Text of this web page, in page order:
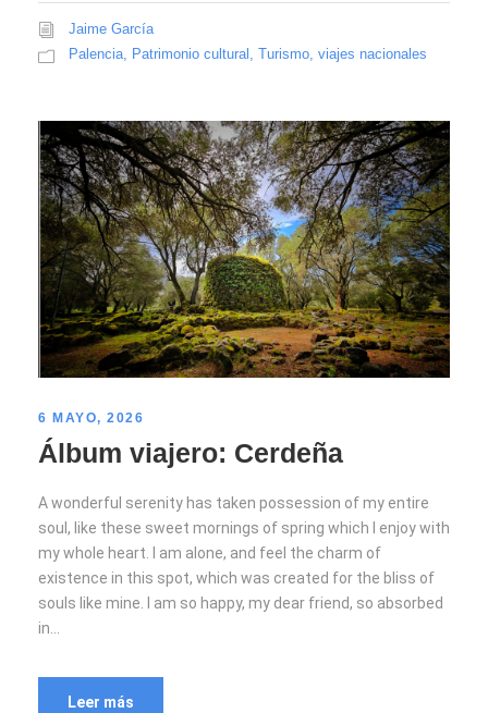
Jaime García
Palencia, Patrimonio cultural , Turismo, viajes nacionales
6 MAYO, 2026
Álbum viajero: Cerdeña
A wonderful serenity has taken possession of my entire
soul, like these sweet mornings of spring which I enjoy with
my whole heart. I am alone, and feel the charm of
existence in this spot, which was created for the bliss of
souls like mine. I am so happy, my dear friend, so absorbed
in...
Leer más